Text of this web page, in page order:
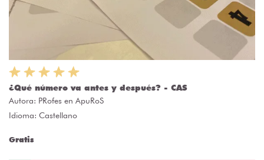
¿Qué número va antes y después? - CAS
Autora: PRofes en ApuRoS
Idioma: Castellano
Gratis